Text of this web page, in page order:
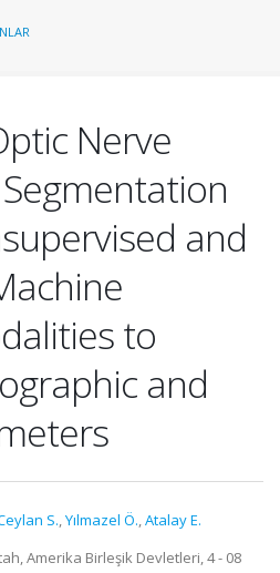
Nerve
and
to
and
S.,Yılmazel Ö.,Atalay E.
Amerika Birleşik Devletleri, 4 - 08